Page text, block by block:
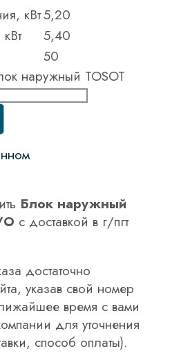
кВт5,20
5,40
50
наружный TOSOT
Блок наружный
с доставкой в г/пгт
достаточно
указав свой номер
время с вами
для уточнения
способ оплаты).